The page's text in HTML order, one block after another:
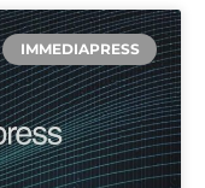
IMMEDIAPRESS